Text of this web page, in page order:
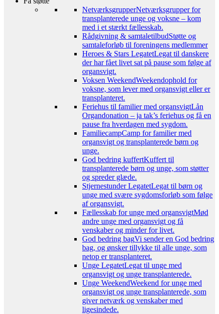
NetværksgrupperNetværksgrupper for
transplanterede unge og voksne – kom
med i et stærkt fællesskab.
Rådgivning & samtaletilbudStøtte og
samtaleforløb til foreningens medlemmer
Heroes & Stars LegatetLegat til danskere
der har fået livet sat på pause som følge af
organsvigt.
Voksen WeekendWeekendophold for
voksne, som lever med organsvigt eller er
transplanteret.
Feriehus til familier med organsvigtLån
Organdonation – ja tak’s feriehus og få en
pause fra hverdagen med sygdom.
FamiliecampCamp for familier med
organsvigt og transplanterede børn og
unge.
God bedring kuffertKuffert til
transplanterede børn og unge, som støtter
og spreder glæde.
Stjernestunder LegatetLegat til børn og
unge med svære sygdomsforløb som følge
af organsvigt.
Fællesskab for unge med organsvigtMød
andre unge med organsvigt og få
venskaber og minder for livet.
God bedring bagVi sender en God bedring
bag, og ønsker tillykke til alle unge, som
netop er transplanteret.
Unge LegatetLegat til unge med
organsvigt og unge transplanterede.
Unge WeekendWeekend for unge med
organsvigt og unge transplanterede, som
giver netværk og venskaber med
ligesindede.